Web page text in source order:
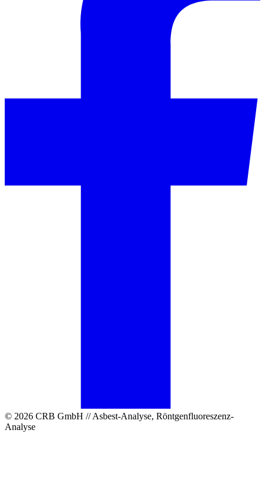
© 2026 CRB GmbH // Asbest-Analyse, Röntgenfluoreszenz-
Analyse